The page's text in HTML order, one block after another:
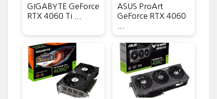
GIGABYTE GeForce
RTX 4060 Ti ...
ASUS ProArt
GeForce RTX 4060